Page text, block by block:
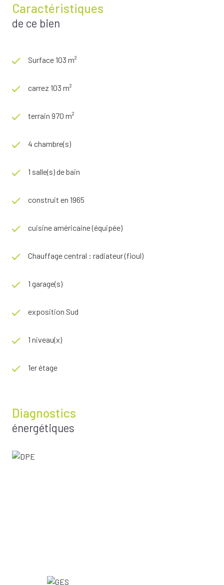
Caractéristiques
de ce bien
Surface 103 m²
carrez 103 m²
terrain 970 m²
4 chambre(s)
1 salle(s) de bain
construit en 1965
cuisine américaine (équipée)
Chauffage central : radiateur (fioul)
1 garage(s)
exposition Sud
1 niveau(x)
1er étage
Diagnostics
énergétiques